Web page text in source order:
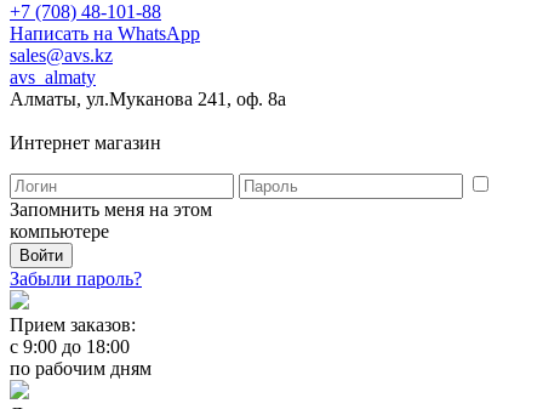
+7 (708) 48-101-88
Написать на WhatsApp
sales@avs.kz
avs_almaty
Алматы, ул.Муканова 241, оф. 8а
Интернет магазин
Запомнить меня на этом
компьютере
Забыли пароль?
Прием заказов:
с 9:00 до 18:00
по рабочим дням